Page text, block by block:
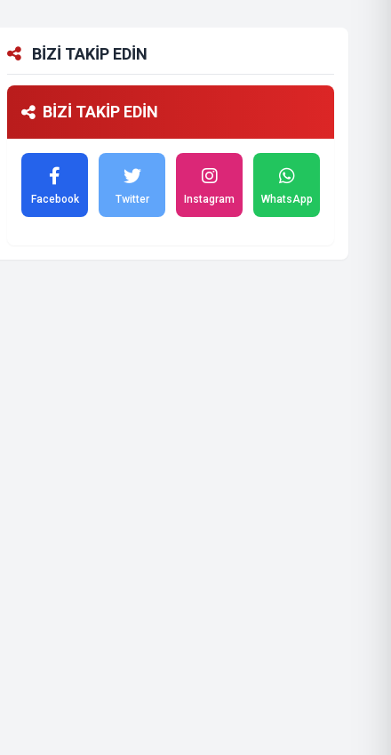
BİZİ TAKİP EDİN
BİZİ TAKİP EDİN
Facebook Twitter Instagram WhatsApp